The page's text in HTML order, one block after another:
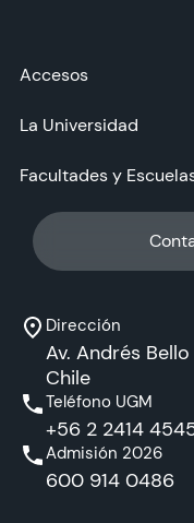
Dirección
Av. Andrés
Chile
Teléfono UGM
+56 2 2414
Admisión 2026
600 914 0486
Accesos
La Universidad
Facultades y